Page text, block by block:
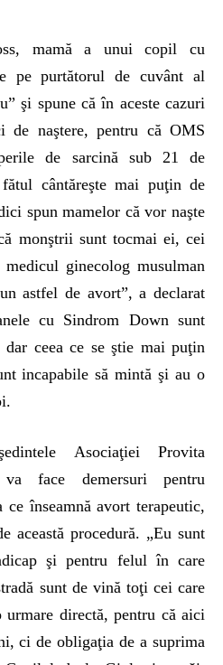
mamă a unui copil cu
pe purtătorul de cuvânt al
şi spune că în aceste cazuri
naştere, pentru că OMS
de sarcină sub 21 de
cântăreşte mai puţin de
spun mamelor că vor naşte
monştrii sunt tocmai ei, cei
ginecolog mu­sulman
astfel de avort”, a declarat
cu Sindrom Down sunt
dar ceea ce se ştie mai puţin
incapabile să min­tă şi au o
Asociaţiei Provita
face demersuri pentru
înseamnă avort te­rapeutic,
această procedură. „Eu sunt
şi pentru felul în care
sunt de vină toţi cei care
directă, pentru că aici
ci de obligaţia de a suprima